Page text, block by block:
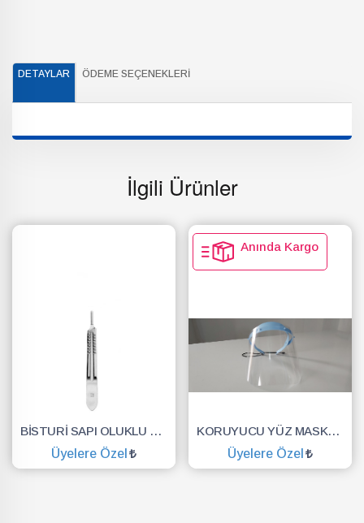
DETAYLAR ÖDEME SEÇENEKLERI
İlgili Ürünler
BİSTURİ SAPI OLUKLU NO.3
Üyelere Özel
Anında Kargo
KORUYUCU YÜZ MASKESİ SİPERLİK.YÜZ KALKANI.DENTAL MASKE
Üyelere Özel